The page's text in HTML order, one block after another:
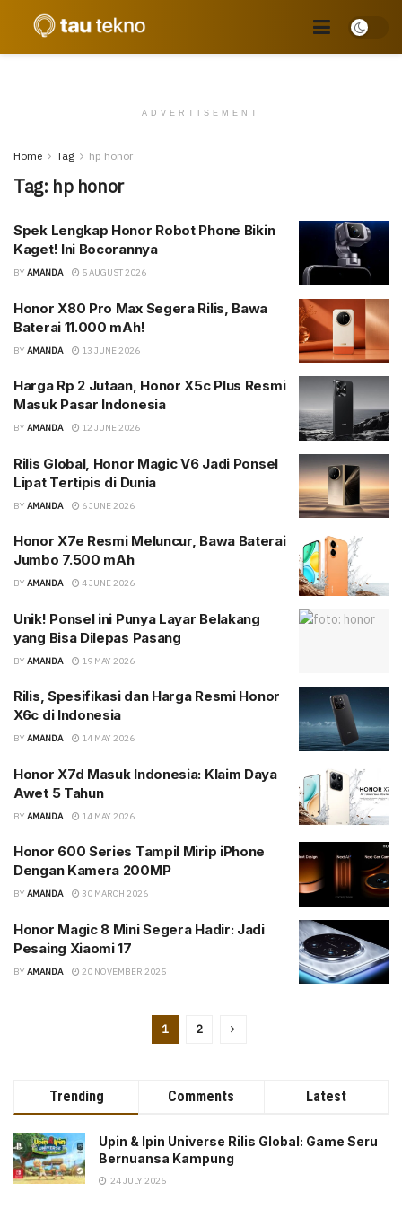
ADVERTISEMENT
Home Tag hp honor
Tag: hp honor
Spek Lengkap Honor Robot Phone Bikin
Kaget! Ini Bocorannya
BY AMANDA 5 AUGUST 2026
Honor X80 Pro Max Segera Rilis, Bawa
Baterai 11.000 mAh!
BY AMANDA 13 JUNE 2026
Harga Rp 2 Jutaan, Honor X5c Plus Resmi
Masuk Pasar Indonesia
BY AMANDA 12 JUNE 2026
Rilis Global, Honor Magic V6 Jadi Ponsel
Lipat Tertipis di Dunia
BY AMANDA 6 JUNE 2026
Honor X7e Resmi Meluncur, Bawa Baterai
Jumbo 7.500 mAh
BY AMANDA 4 JUNE 2026
Unik! Ponsel ini Punya Layar Belakang
yang Bisa Dilepas Pasang
BY AMANDA 19 MAY 2026
Rilis, Spesifikasi dan Harga Resmi Honor
X6c di Indonesia
BY AMANDA 14 MAY 2026
Honor X7d Masuk Indonesia: Klaim Daya
Awet 5 Tahun
BY AMANDA 14 MAY 2026
Honor 600 Series Tampil Mirip iPhone
Dengan Kamera 200MP
BY AMANDA 30 MARCH 2026
Honor Magic 8 Mini Segera Hadir: Jadi
Pesaing Xiaomi 17
BY AMANDA 20 NOVEMBER 2025
1 2
Trending Comments Latest
Upin & Ipin Universe Rilis Global: Game Seru
Bernuansa Kampung
24 JULY 2025